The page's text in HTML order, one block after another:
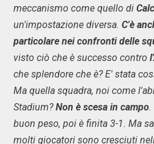
meccanismo come quello di
un'impostazione diversa. C'è
particolare nei confronti delle
visto ciò che è successo contro
che splendore che è? E' stata
Ma quella squadra, noi come
Stadium?Non è scesa in campo.
buon peso, poi è finita 3-1. Ma
molti giocatori sono cresciuti